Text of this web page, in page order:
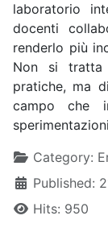
laboratorio
docenti
renderlo più
Non si tratta
pratiche, ma
campo che
DetailsCategory:
Published:
Hits: 950